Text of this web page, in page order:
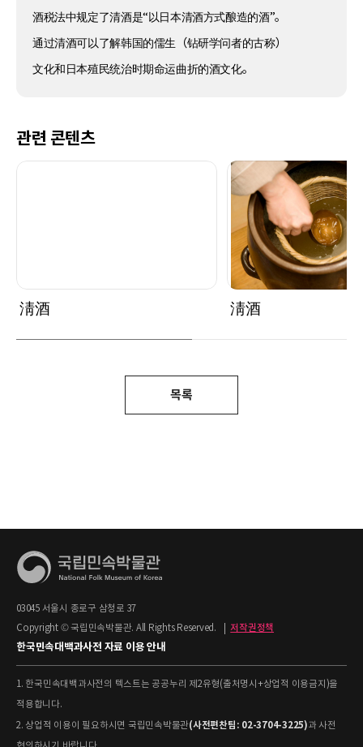
酒税法中规定了清酒是“以日本清酒方式酿造的酒”。
通过清酒可以了解韩国的儒生（钻研学问者的古称）
文化和日本殖民统治时期命运曲折的酒文化。
관련 콘텐츠
淸酒 淸酒
목록
03045 서울시 종로구 삼청로 37
Copyright © 국립민속박물관. All Rights Reserved.
저작권정책
한국민속대백과사전 자료 이용 안내
1. 한국민속대백과사전의 텍스트는 공공누리 제2유형(출처명시+상업적 이용금지)을
적용합니다.
2. 상업적 이용이 필요하시면 국립민속박물관(사전편찬팀: 02-3704-3225)과 사전